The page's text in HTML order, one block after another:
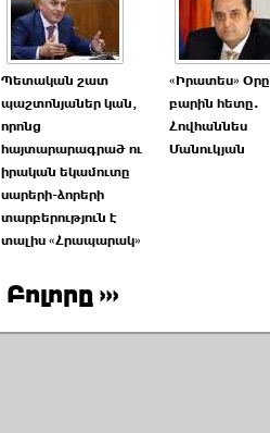
Պետական շատ
պաշտոնյաներ կան,
որոնց
հայտարարագրած ու
իրական եկամուտը
սարերի-ձորերի
տարբերություն է
տալիս «Հրապարակ»
«Իրատես»
բարին հետը.
Հովհաննես
Մանուկյան
Բոլորը ›››